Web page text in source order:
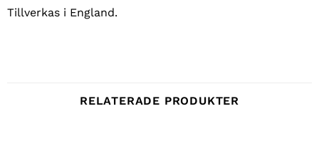
Tillverkas i England.
RELATERADE PRODUKTER